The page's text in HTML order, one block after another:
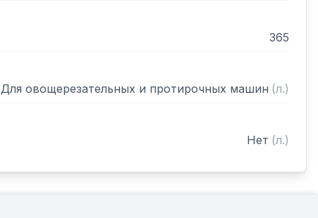
365
Для овощерезательных и протирочных машин (л.)
Нет (л.)